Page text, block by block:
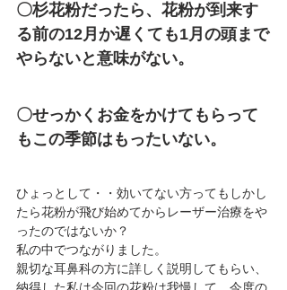
〇杉花粉だったら、花粉が到来す
る前の12月か遅くても1月の頭まで
やらないと意味がない。
〇せっかくお金をかけてもらって
もこの季節はもったいない。
ひょっとして・・効いてない方ってもしかし
たら花粉が飛び始めてからレーザー治療をや
ったのではないか？
私の中でつながりました。
親切な耳鼻科の方に詳しく説明してもらい、